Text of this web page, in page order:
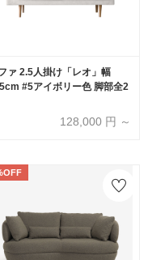
ァ 2.5人掛け「レオ」幅
#5アイボリー色 脚部全2
128,000 円 ～